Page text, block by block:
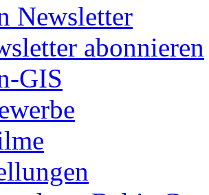
Newsletter
abonnieren
GIS